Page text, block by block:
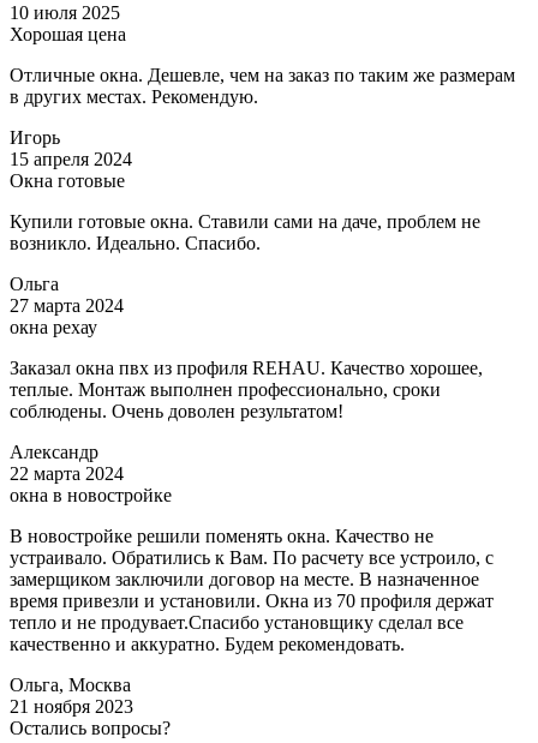
10 июля 2025
Хорошая цена
Отличные окна. Дешевле, чем на заказ по таким же размерам
в других местах. Рекомендую.
Игорь
15 апреля 2024
Окна готовые
Купили готовые окна. Ставили сами на даче, проблем не
возникло. Идеально. Спасибо.
Ольга
27 марта 2024
окна рехау
Заказал окна пвх из профиля REHAU. Качество хорошее,
теплые. Монтаж выполнен профессионально, сроки
соблюдены. Очень доволен результатом!
Александр
22 марта 2024
окна в новостройке
В новостройке решили поменять окна. Качество не
устраивало. Обратились к Вам. По расчету все устроило, с
замерщиком заключили договор на месте. В назначенное
время привезли и установили. Окна из 70 профиля держат
тепло и не продувает.Спасибо установщику сделал все
качественно и аккуратно. Будем рекомендовать.
Ольга, Москва
21 ноября 2023
Остались вопросы?